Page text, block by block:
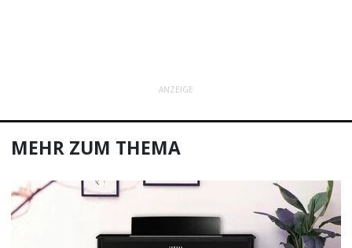
ANZEIGE
MEHR ZUM THEMA